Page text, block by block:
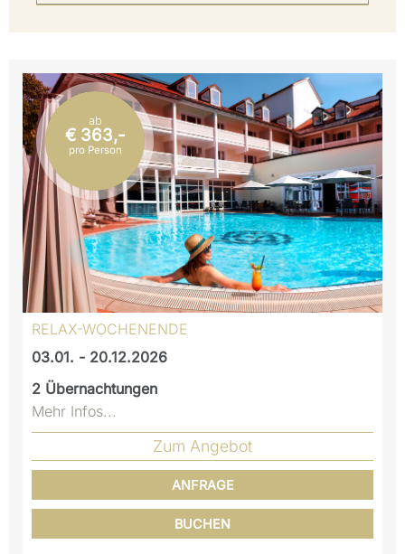
RELAX-WOCHENENDE
03.01. - 20.12.2026
2 Übernachtungen
ab
€ 363,-
pro Person
Mehr Infos...
Zum Angebot
ANFRAGE
BUCHEN